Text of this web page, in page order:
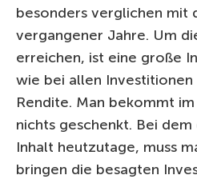
besonders verglichen mit
vergangener Jahre. Um
erreichen, ist eine große
wie bei allen
Rendite. Man bekommt
nichts geschenkt. Bei
Inhalt heutzutage, muss
bringen die besagten